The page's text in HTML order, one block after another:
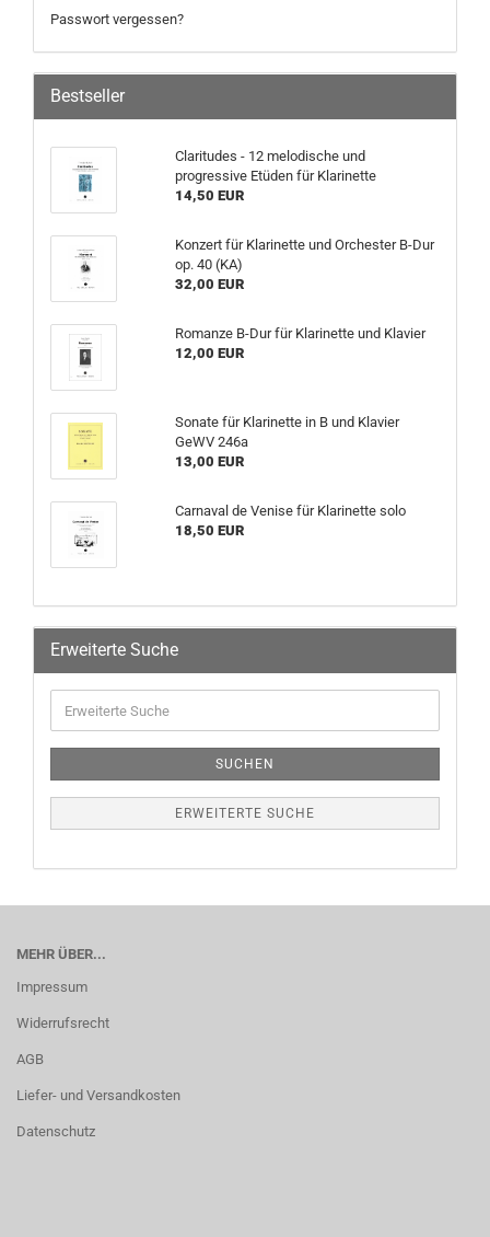
Passwort vergessen?
Bestseller
Claritudes - 12 melodische und
progressive Etüden für Klarinette
14,50 EUR
Konzert für Klarinette und Orchester B-Dur
op. 40 (KA)
32,00 EUR
Romanze B-Dur für Klarinette und Klavier
12,00 EUR
Sonate für Klarinette in B und Klavier
GeWV 246a
13,00 EUR
Carnaval de Venise für Klarinette solo
18,50 EUR
Erweiterte Suche
SUCHEN
ERWEITERTE SUCHE
MEHR ÜBER...
Impressum
Widerrufsrecht
AGB
Liefer- und Versandkosten
Datenschutz